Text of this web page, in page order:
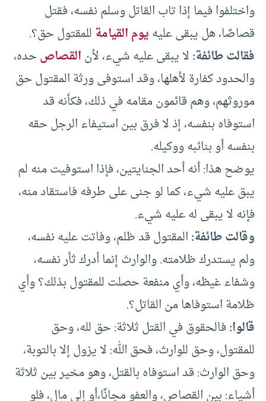
واختلفوا فيما إذا تاب القاتل وسلم نفسه، فقتل
قصاصًا، هل يبقى عليهيوم القيامةللمقتول حق؟.
فقالت طائفة:لا يبقى عليه شيء، لأنالقصاصحده،
والحدود كفارة لأهلها، وقد استوفى ورثة المقتول حق
موروثهم، وهم قائمون مقامه في ذلك، فكأنه قد
استوفاه بنفسه، إذ لا فرق بين استيفاء الرجل حقه
بنفسه أو بنائبه ووكيله.
يوضح هذا: أنه أحد الجنايتين، فإذا استوفيت منه لم
يبق عليه شيء، كما لو جنى على طرفه فاستقاد منه،
فإنه لا يبقى له عليه شيء.
وقالت طائفة:المقتول قد ظلم، وفاتت عليه نفسه،
ولم يستدرك ظلامته. والوارث إنما أدرك ثأر نفسه،
وشفاء غيظه، وأي منفعة حصلت للمقتول بذلك؟ وأي
ظلامة استوفاها من القاتل؟.
قالوا:فالحقوق في القتل ثلاثة: حق لله، وحق
للمقتول، وحق للوارث، فحق الله: لا يزول إلا بالتوبة،
وحق الوارث: قد استوفاه بالقتل، وهو مخير بين ثلاثة
أشياء: بين القصاص، والعفو مجانًا،أو إلى مال، فلو